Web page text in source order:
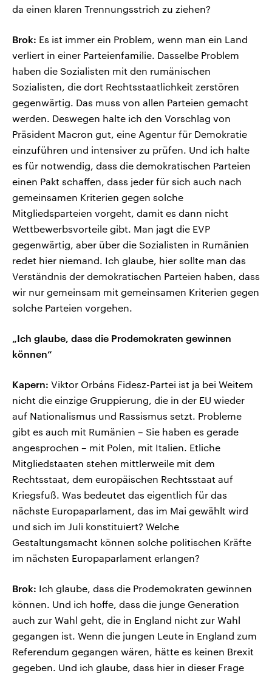
da einen klaren Trennungsstrich zu ziehen?
Brok: Es ist immer ein Problem, wenn man ein Land
verliert in einer Parteienfamilie. Dasselbe Problem
haben die Sozialisten mit den rumänischen
Sozialisten, die dort Rechtsstaatlichkeit zerstören
gegenwärtig. Das muss von allen Parteien gemacht
werden. Deswegen halte ich den Vorschlag von
Präsident Macron gut, eine Agentur für Demokratie
einzuführen und intensiver zu prüfen. Und ich halte
es für notwendig, dass die demokratischen Parteien
einen Pakt schaffen, dass jeder für sich auch nach
gemeinsamen Kriterien gegen solche
Mitgliedsparteien vorgeht, damit es dann nicht
Wettbewerbsvorteile gibt. Man jagt die EVP
gegenwärtig, aber über die Sozialisten in Rumänien
redet hier niemand. Ich glaube, hier sollte man das
Verständnis der demokratischen Parteien haben, dass
wir nur gemeinsam mit gemeinsamen Kriterien gegen
solche Parteien vorgehen.
„Ich glaube, dass die Prodemokraten gewinnen
können“
Kapern: Viktor Orbáns Fidesz-Partei ist ja bei Weitem
nicht die einzige Gruppierung, die in der EU wieder
auf Nationalismus und Rassismus setzt. Probleme
gibt es auch mit Rumänien – Sie haben es gerade
angesprochen – mit Polen, mit Italien. Etliche
Mitgliedstaaten stehen mittlerweile mit dem
Rechtsstaat, dem europäischen Rechtsstaat auf
Kriegsfuß. Was bedeutet das eigentlich für das
nächste Europaparlament, das im Mai gewählt wird
und sich im Juli konstituiert? Welche
Gestaltungsmacht können solche politischen Kräfte
im nächsten Europaparlament erlangen?
Brok: Ich glaube, dass die Prodemokraten gewinnen
können. Und ich hoffe, dass die junge Generation
auch zur Wahl geht, die in England nicht zur Wahl
gegangen ist. Wenn die jungen Leute in England zum
Referendum gegangen wären, hätte es keinen Brexit
gegeben. Und ich glaube, dass hier in dieser Frage